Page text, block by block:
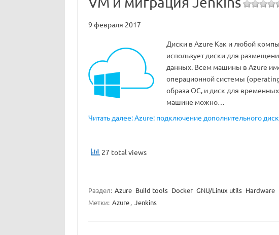
9 февраля 2017
Диски в Azure Как и любой
использует диски для
данных. Всем машины в Azure
операционной системы
образа ОС, и диск для
машине можно…
Читать далее: Azure: подключение дополнительного
27 total views
Раздел: Azure Build tools Docker GNU/Linux utils Hardware
Метки: Azure, Jenkins